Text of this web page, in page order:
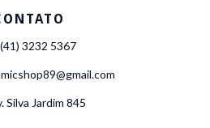
(41) 3232 5367
Silva Jardim 845